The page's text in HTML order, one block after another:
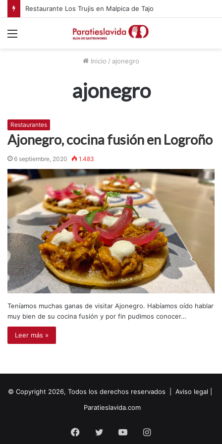
Restaurante Los Trujis en Malpica de Tajo
Inicio / ajonegro
ajonegro
Restaurantes
Ajonegro, cocina fusión en Logroño
6 septiembre, 2020 1.483
Teníamos muchas ganas de visitar Ajonegro. Habíamos oído hablar
muy bien de su cocina fusión y por fin pudimos conocer…
Leer más »
© Copyright 2026, Todos los derechos reservados | Aviso legal
Paratieslavida.com
Facebook
Twitter YouTubeInstagram